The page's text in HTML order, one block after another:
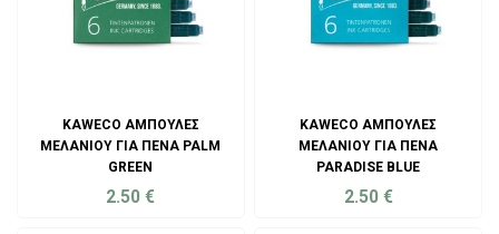
KAWECO ΑΜΠΟΎΛΕΣ
ΜΕΛΑΝΙΟΎ ΓΙΑ ΠΈΝΑ PALM
GREEN
2.50€
KAWECO ΑΜΠΟΎΛΕΣ
ΜΕΛΑΝΙΟΎ ΓΙΑ ΠΈΝΑ
PARADISE BLUE
2.50 €